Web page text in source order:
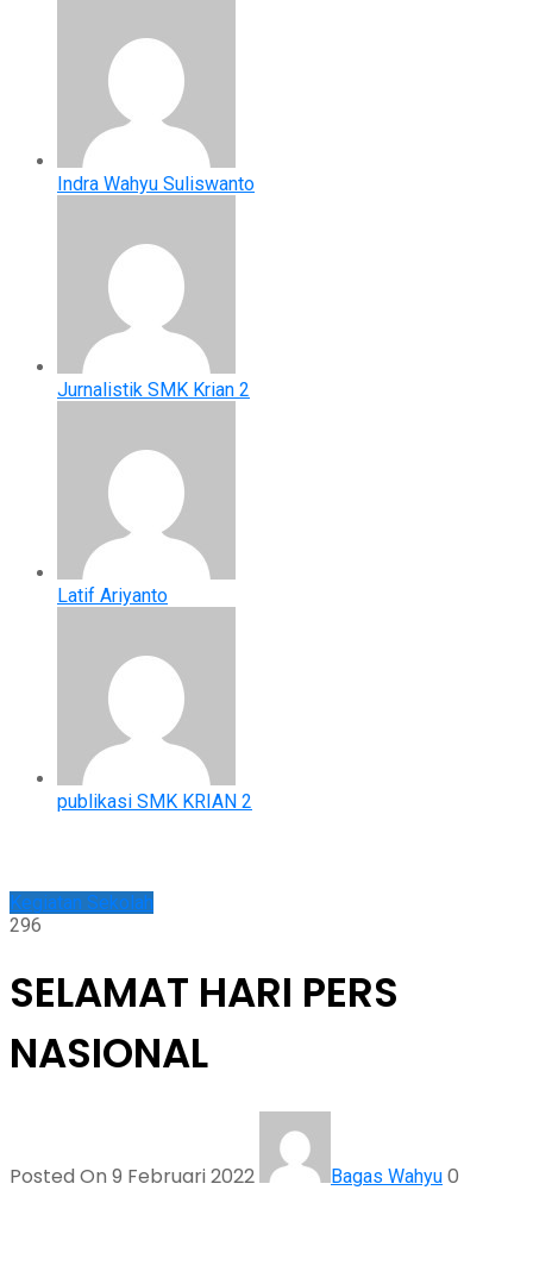
Indra Wahyu Suliswanto
Jurnalistik SMK Krian 2
Latif Ariyanto
publikasi SMK KRIAN 2
Kegiatan Sekolah
296
SELAMAT HARI PERS
NASIONAL
Posted On 9 Februari 2022 Bagas Wahyu 0